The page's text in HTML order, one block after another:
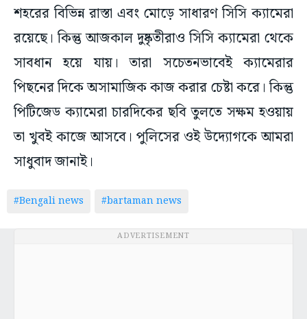
শহরের বিভিন্ন রাস্তা এবং মোড়ে সাধারণ সিসি ক্যামেরা
রয়েছে। কিন্তু আজকাল দুষ্কৃতীরাও সিসি ক্যামেরা থেকে
সাবধান হয়ে যায়। তারা সচেতনভাবেই ক্যামেরার
পিছনের দিকে অসামাজিক কাজ করার চেষ্টা করে। কিন্তু
পিটিজেড ক্যামেরা চারদিকের ছবি তুলতে সক্ষম হওয়ায়
তা খুবই কাজে আসবে। পুলিসের ওই উদ্যোগকে আমরা
সাধুবাদ জানাই।
#Bengali news #bartaman news
ADVERTISEMENT